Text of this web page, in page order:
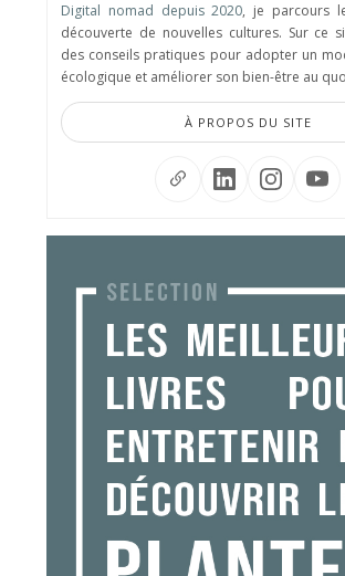
Digital nomad depuis 2020, je parcours
découverte de nouvelles cultures. Sur ce
des conseils pratiques pour adopter un
écologique et améliorer son bien-être au
À PROPOS DU SITE